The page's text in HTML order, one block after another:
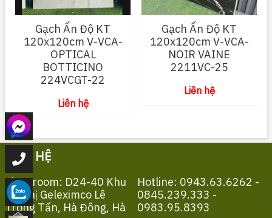
Gạch Ấn Độ KT
120x120cm V-VCA-
OPTICAL
BOTTICINO
224VCGT-22
Liên hệ
Gạch Ấn Độ KT
120x120cm V-VCA-
NOIR VAINE
2211VC-25
Liên hệ
LIÊN HỆ
Showroom: D24-40 Khu
Đô Thị Geleximco Lê
Trọng Tấn, Hà Đông, Hà
Hotline: 0943.63.6262 -
0845.239.333 -
0983.95.8393